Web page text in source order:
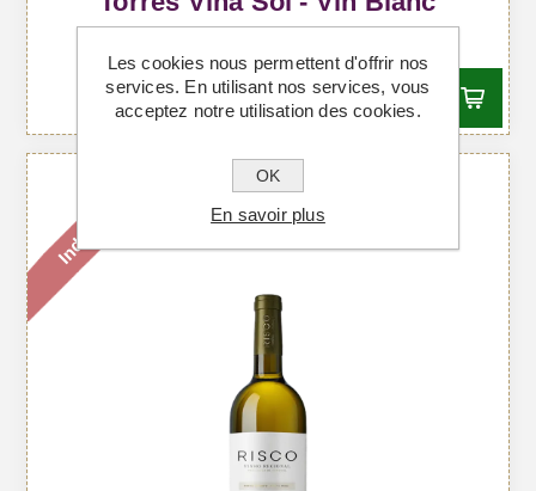
Indisponible
Les cookies nous permettent d'offrir nos
services. En utilisant nos services, vous
acceptez notre utilisation des cookies.
OK
En savoir plus